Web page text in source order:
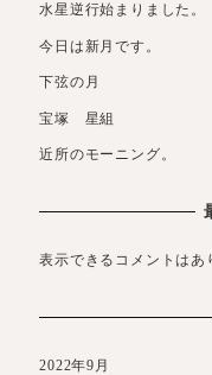
水星逆行始まりました。
今日は新月です。
下弦の月
宝塚 星組
近所のモーニング。
表示できるコメントはあ
2022年9月